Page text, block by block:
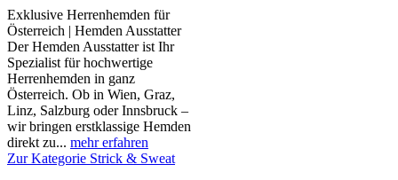
Exklusive Herrenhemden für
Österreich | Hemden Ausstatter
Der Hemden Ausstatter ist Ihr
Spezialist für hochwertige
Herrenhemden in ganz
Österreich. Ob in Wien, Graz,
Linz, Salzburg oder Innsbruck –
wir bringen erstklassige Hemden
direkt zu... mehr erfahren
Zur Kategorie Strick & Sweat